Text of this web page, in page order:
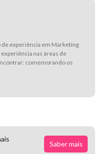
de experiência em Marketing
nas áreas de
comemorando os
Saber mais